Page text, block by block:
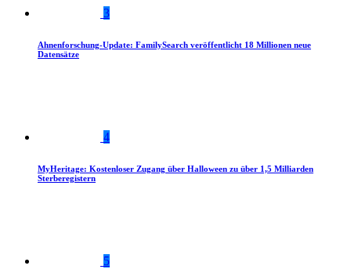
3
Ahnenforschung-Update: FamilySearch veröffentlicht 18 Millionen neue
Datensätze
4
MyHeritage: Kostenloser Zugang über Halloween zu über 1,5 Milliarden
Sterberegistern
5